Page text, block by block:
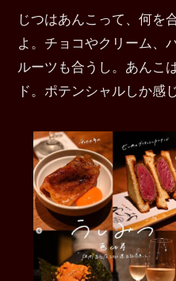
じつはあんこって、何を
よ。チョコやクリーム、
ルーツも合うし。あんこ
ド。ポテンシャルしか感